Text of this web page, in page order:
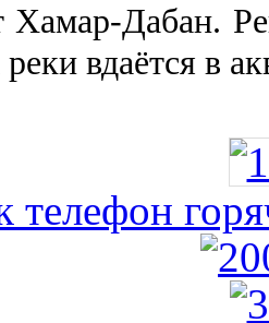
Хамар-Дабан.
реки вда­ётся в